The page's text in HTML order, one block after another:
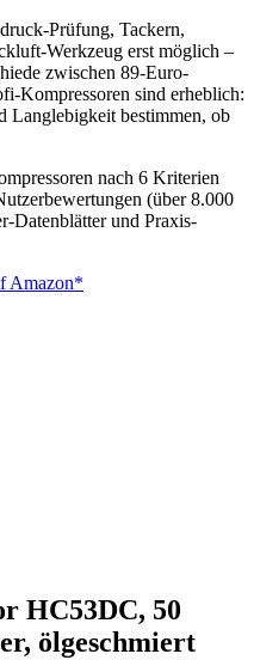
Prüfung, Tackern,
Werkzeug erst möglich –
zwischen 89-Euro-
Kompressoren sind erheblich:
Langlebigkeit bestimmen, ob
nach 6 Kriterien
(über 8.000
Datenblätter und Praxis-
Amazon*
HC53DC, 50
ölgeschmiert